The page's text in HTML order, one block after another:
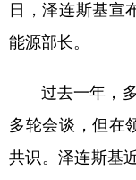
辽宁
浙江
山东
广东
四川
日，泽连斯基宣
能源部长。
过去一年，多
多轮会谈，但在
共识。泽连斯基